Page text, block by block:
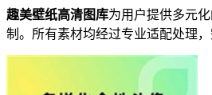
趣美壁纸高清图库为用户提供多元
制。所有素材均经过专业适配处理